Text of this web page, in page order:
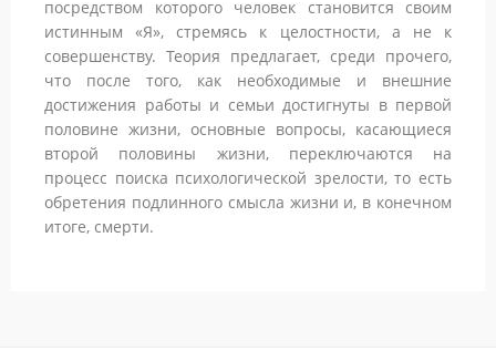
посредством которого человек становится своим
истинным «Я», стремясь к целостности, а не к
совершенству. Теория предлагает, среди прочего,
что после того, как необходимые и внешние
достижения работы и семьи достигнуты в первой
половине жизни, основные вопросы, касающиеся
второй половины жизни, переключаются на
процесс поиска психологической зрелости, то есть
обретения подлинного смысла жизни и, в конечном
итоге, смерти.